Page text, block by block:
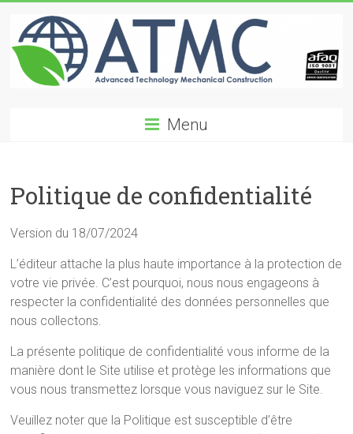
content
Construction
Menu
Politique de confidentialité
Version du 18/07/2024
L’éditeur attache la plus haute importance à la protection de
votre vie privée. C’est pourquoi, nous nous engageons à
respecter la confidentialité des données personnelles que
nous collectons.
La présente politique de confidentialité vous informe de la
manière dont le Site utilise et protège les informations que
vous nous transmettez lorsque vous naviguez sur le Site.
Veuillez noter que la Politique est susceptible d’être